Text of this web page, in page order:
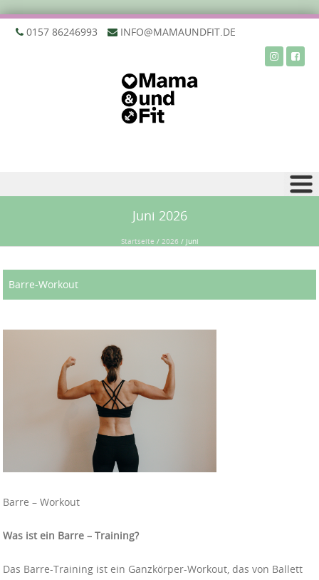
‭0157 86246993‬ INFO@MAMAUNDFIT.DE
Juni 2026
Startseite /2026 / Juni
Barre-Workout
Barre – Workout
Was ist ein Barre – Training?
Das Barre-Training ist ein Ganzkörper-Workout, das von Ballett